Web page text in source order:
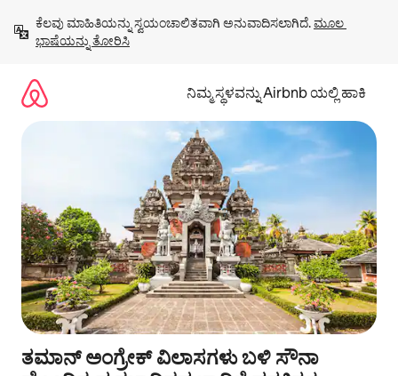
ಹೋಗಿ
ಕೆಲವು ಮಾಹಿತಿಯನ್ನು ಸ್ವಯಂಚಾಲಿತವಾಗಿ ಅನುವಾದಿಸಲಾಗಿದೆ. ಮೂಲ
ಭಾಷೆಯನ್ನು ತೋರಿಸಿ
ನಿಮ್ಮ ಸ್ಥಳವನ್ನು Airbnb ಯಲ್ಲಿ ಹಾಕಿ
ತಮಾನ್ ಅಂಗ್ರೇಕ್ ವಿಲಾಸಗಳು ಬಳಿ ಸೌನಾ